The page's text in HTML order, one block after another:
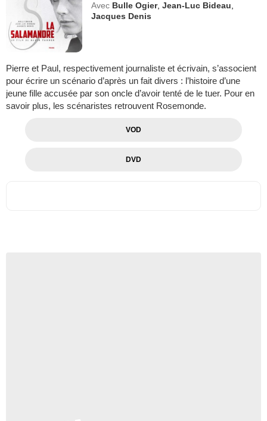
Avec Bulle Ogier,Jean-Luc Bideau
Jacques Denis
Pierre et Paul, respectivement journaliste et écrivain, s’associent
pour écrire un scénario d’après un fait divers : l’histoire d’une
jeune fille accusée par son oncle d’avoir tenté de le tuer. Pour en
savoir plus, les scénaristes retrouvent Rosemonde.
VOD
DVD